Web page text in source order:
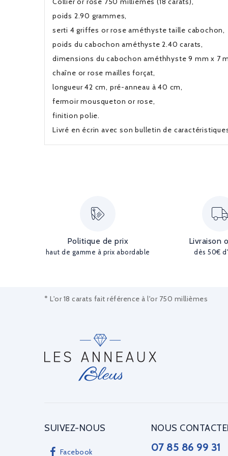
poids 2.90 grammes,
serti 4 griffes or rose améthyste taille cabochon,
poids du cabochon améthyste 2.40 carats,
dimensions du cabochon améthhyste 9 mm x 7
chaîne or rose mailles forçat,
longueur 42 cm, pré-anneau à 40 cm,
fermoir mousqueton or rose,
finition polie.
Livré en écrin avec son bulletin de
Politique de prix
haut de gamme à prix abordable
Livraison
dès 50€
* L'or 18 carats fait référence à l'or 750 millièmes
SUIVEZ-NOUS
Facebook
NOUS
07 85 86 99 31